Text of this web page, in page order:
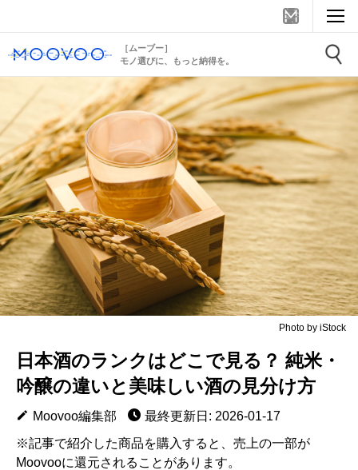
［ムーブー］
モノ選びに、もっと納得を。
Photo by iStock
日本酒のランクはどこで見る？ 純米・
吟醸の違いと美味しい酒の見分け方
Moovoo編集部
最終更新日: 2026-01-17
※記事で紹介した商品を購入すると、売上の一部が
Moovooに還元されることがあります。